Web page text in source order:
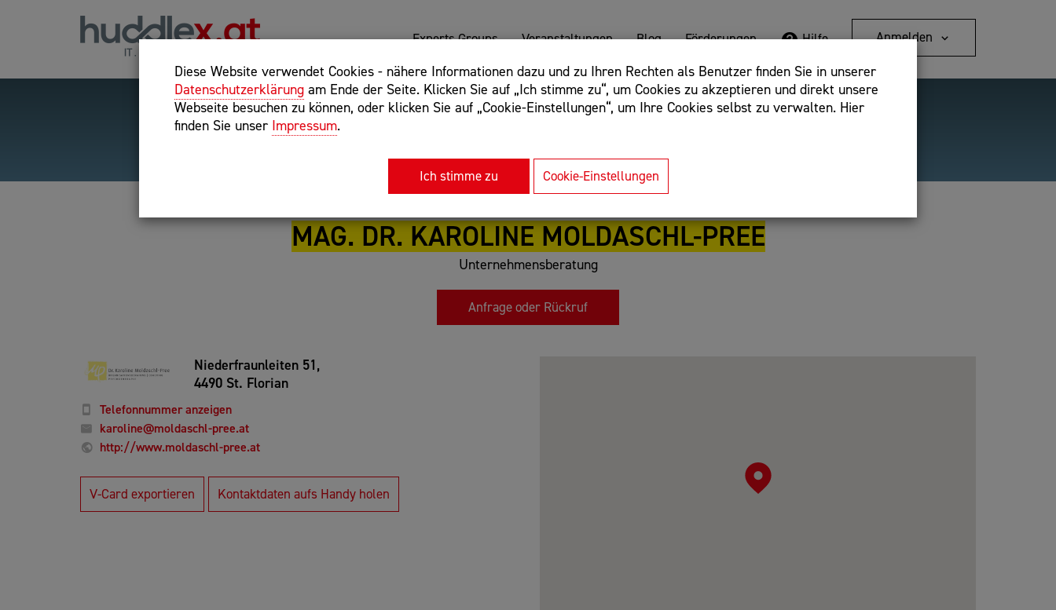
Diese Website verwendet Cookies - nähere Informationen dazu und zu Ihren Rechten als Benutzer finden Sie in unserer
Datenschutzerklärung am Ende der Seite. Klicken Sie auf „Ich stimme zu“, um Cookies zu akzeptieren und direkt unsere
Webseite besuchen zu können, oder klicken Sie auf „Cookie-Einstellungen“, um Ihre Cookies selbst zu verwalten. Hier
finden Sie unser Impressum.
Ich stimme zu Cookie-Einstellungen
Experts Groups Veranstaltungen Blog Förderungen Hilfe Anmelden
Hilfreiche Suchparameter: Begriff einschließen: +webshop, Begriff ausschließen: -webshop,
Exakter Suchbegriff: "internet of things"
Detailsuche
MAG. DR. KAROLINE MOLDASCHL-PREE
Unternehmensberatung
Anfrage oder Rückruf
Niederfraunleiten 51,
4490 St. Florian
Telefonnummer anzeigen
karoline@moldaschl-pree.at
http://www.moldaschl-pree.at
V-Card exportieren Kontaktdaten aufs Handy holen